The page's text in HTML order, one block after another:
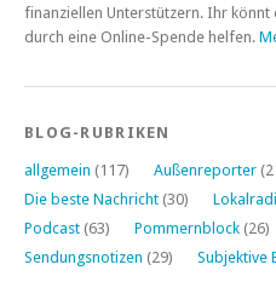
finanziellen Unterstützern. Ihr könnt
durch eine Online-Spende helfen.
BLOG-RUBRIKEN
allgemein (117) Außenreporter
Die beste Nachricht (30)
Podcast (63) Pommernblock (26)
Sendungsnotizen (29) Subjektive